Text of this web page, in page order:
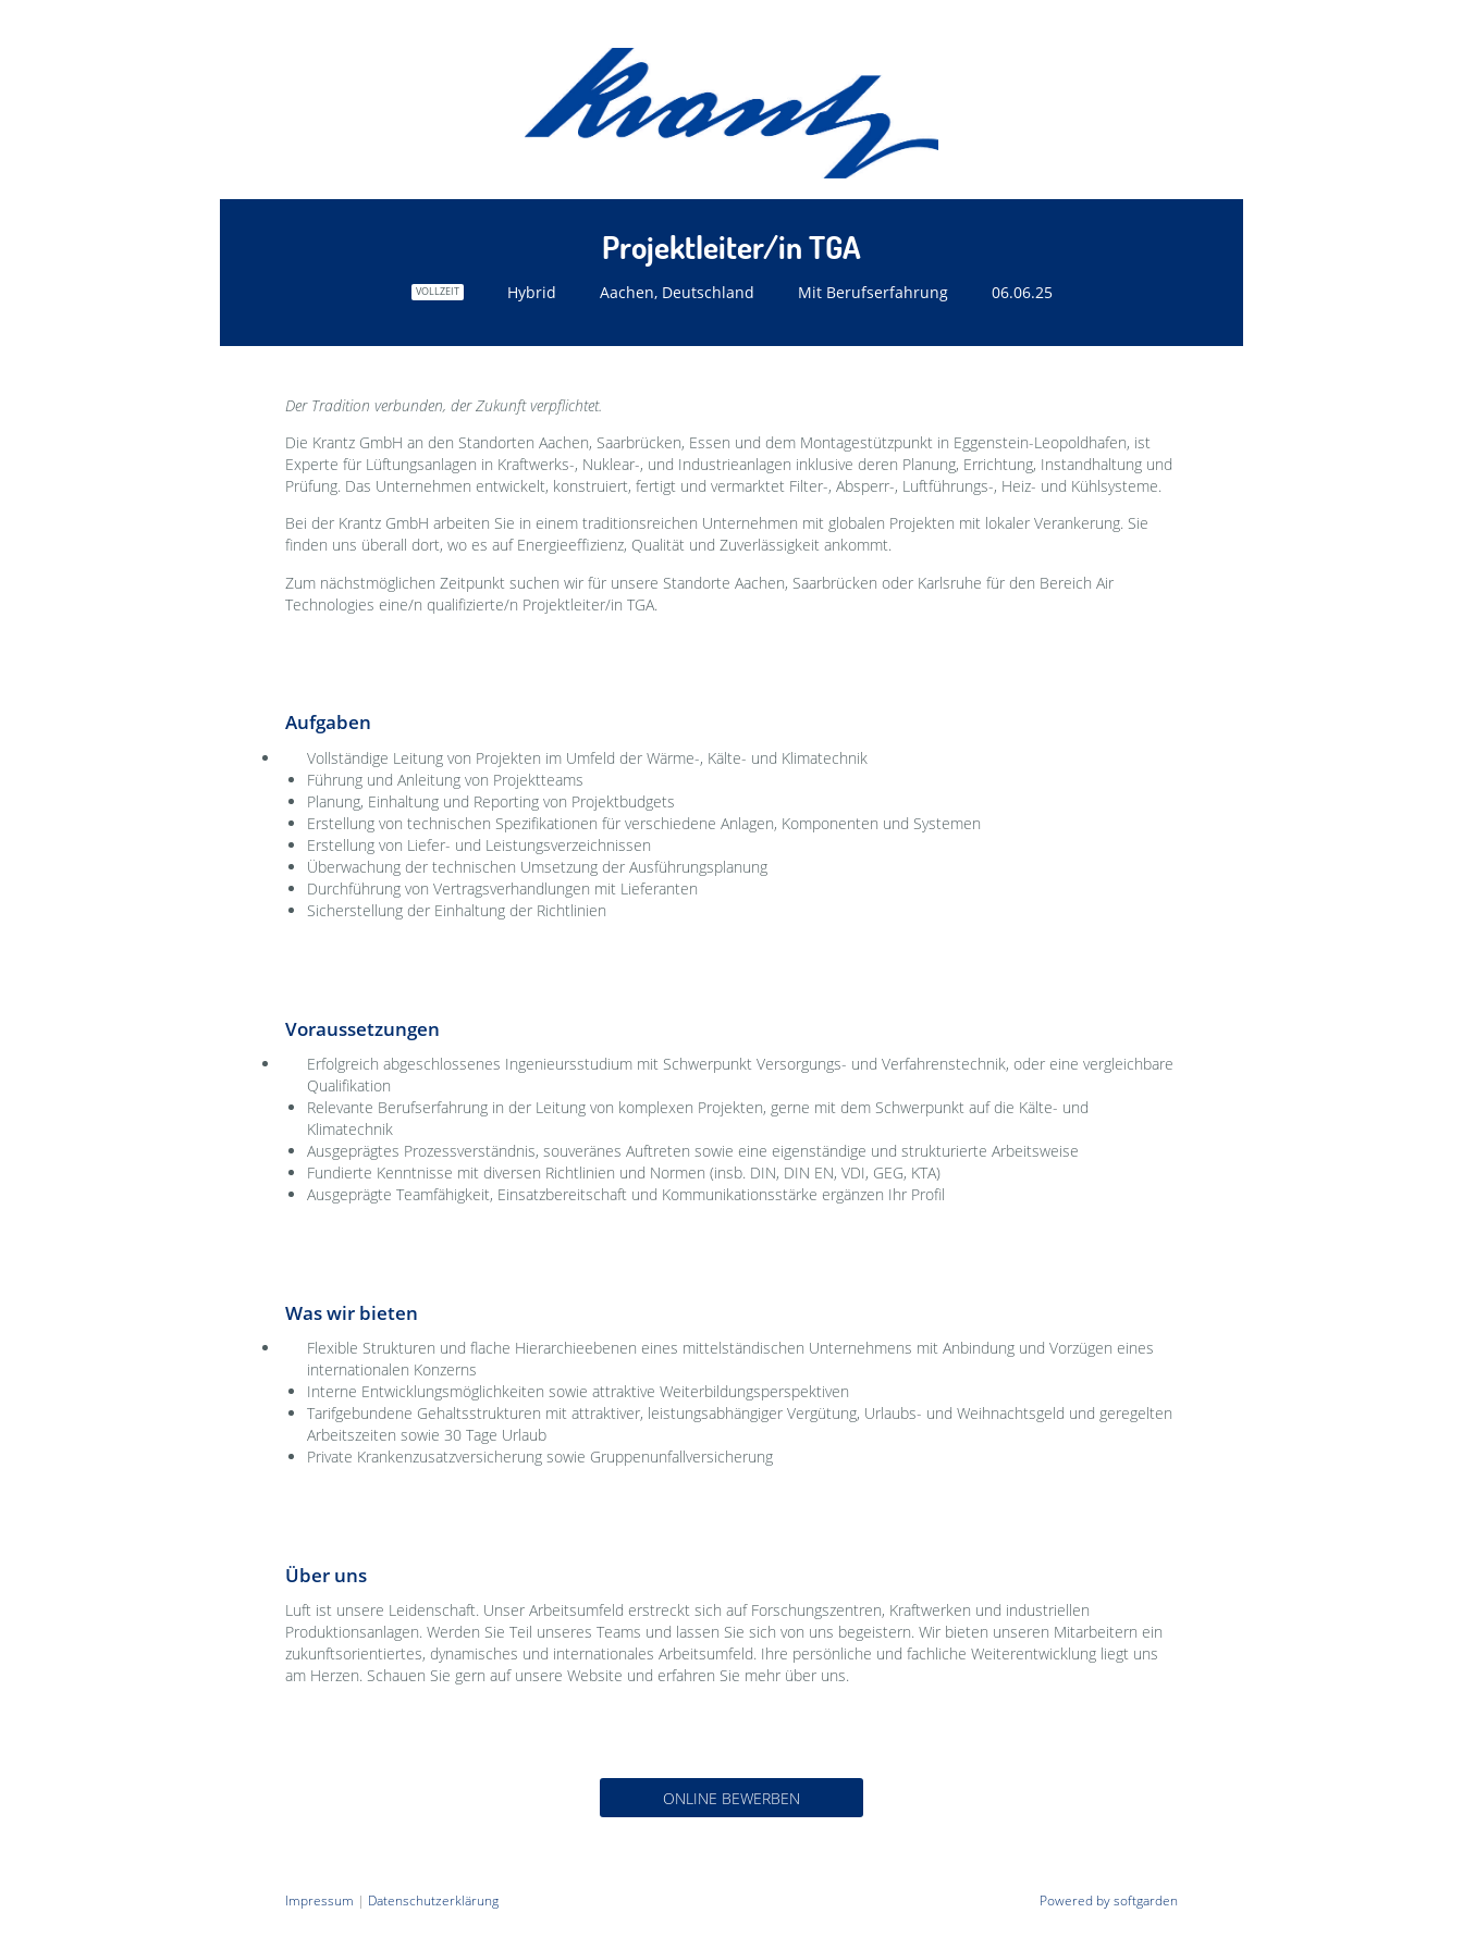
Projektleiter/in TGA
VOLLZEIT Hybrid Aachen, Deutschland Mit Berufserfahrung 06.06.25
Der Tradition verbunden, der Zukunft verpflichtet.
Die Krantz GmbH an den Standorten Aachen, Saarbrücken, Essen und dem Montagestützpunkt in Eggenstein-Leopoldhafen, ist
Experte für Lüftungsanlagen in Kraftwerks-, Nuklear-, und Industrieanlagen inklusive deren Planung, Errichtung, Instandhaltung und
Prüfung. Das Unternehmen entwickelt, konstruiert, fertigt und vermarktet Filter-, Absperr-, Luftführungs-, Heiz- und Kühlsysteme.
Bei der Krantz GmbH arbeiten Sie in einem traditionsreichen Unternehmen mit globalen Projekten mit lokaler Verankerung. Sie
finden uns überall dort, wo es auf Energieeffizienz, Qualität und Zuverlässigkeit ankommt.
Zum nächstmöglichen Zeitpunkt suchen wir für unsere Standorte Aachen, Saarbrücken oder Karlsruhe für den Bereich Air
Technologies eine/n qualifizierte/n Projektleiter/in TGA.
Aufgaben
Vollständige Leitung von Projekten im Umfeld der Wärme-, Kälte- und Klimatechnik
Führung und Anleitung von Projektteams
Planung, Einhaltung und Reporting von Projektbudgets
Erstellung von technischen Spezifikationen für verschiedene Anlagen, Komponenten und Systemen
Erstellung von Liefer- und Leistungsverzeichnissen
Überwachung der technischen Umsetzung der Ausführungsplanung
Durchführung von Vertragsverhandlungen mit Lieferanten
Sicherstellung der Einhaltung der Richtlinien
Voraussetzungen
Erfolgreich abgeschlossenes Ingenieursstudium mit Schwerpunkt Versorgungs- und Verfahrenstechnik, oder eine vergleichbare
Qualifikation
Relevante Berufserfahrung in der Leitung von komplexen Projekten, gerne mit dem Schwerpunkt auf die Kälte- und
Klimatechnik
Ausgeprägtes Prozessverständnis, souveränes Auftreten sowie eine eigenständige und strukturierte Arbeitsweise
Fundierte Kenntnisse mit diversen Richtlinien und Normen (insb. DIN, DIN EN, VDI, GEG, KTA)
Ausgeprägte Teamfähigkeit, Einsatzbereitschaft und Kommunikationsstärke ergänzen Ihr Profil
Was wir bieten
Flexible Strukturen und flache Hierarchieebenen eines mittelständischen Unternehmens mit Anbindung und Vorzügen eines
internationalen Konzerns
Interne Entwicklungsmöglichkeiten sowie attraktive Weiterbildungsperspektiven
Tarifgebundene Gehaltsstrukturen mit attraktiver, leistungsabhängiger Vergütung, Urlaubs- und Weihnachtsgeld und geregelten
Arbeitszeiten sowie 30 Tage Urlaub
Private Krankenzusatzversicherung sowie Gruppenunfallversicherung
Über uns
Luft ist unsere Leidenschaft. Unser Arbeitsumfeld erstreckt sich auf Forschungszentren, Kraftwerken und industriellen
Produktionsanlagen. Werden Sie Teil unseres Teams und lassen Sie sich von uns begeistern. Wir bieten unseren Mitarbeitern ein
zukunftsorientiertes, dynamisches und internationales Arbeitsumfeld. Ihre persönliche und fachliche Weiterentwicklung liegt uns
am Herzen. Schauen Sie gern auf unsere Website und erfahren Sie mehr über uns.
ONLINE BEWERBEN
Impressum | Datenschutzerklärung Powered by softgarden